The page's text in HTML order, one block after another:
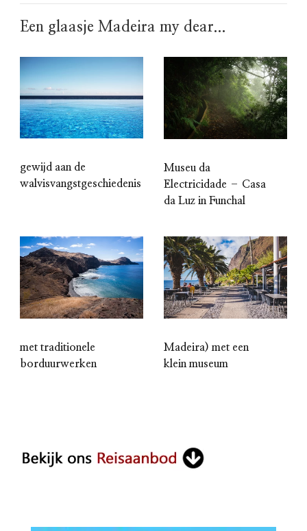
Een glaasje Madeira my dear...
gewijd aan de
walvisvangstgeschiedenis
Museu da
Electricidade – Casa
da Luz in Funchal
met traditionele
borduurwerken
Madeira) met een
klein museum